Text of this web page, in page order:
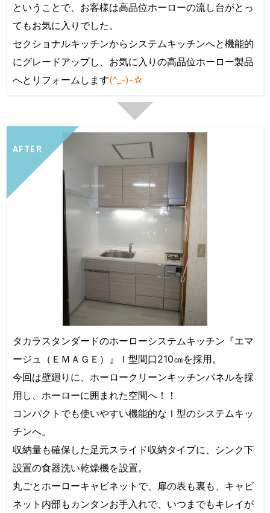
ということで、お客様は高品位ホーローの流し台がとっ
てもお気に入りでした。
セクショナルキッチンからシステムキッチンへと機能的
にグレードアップし、お気に入りの高品位ホーロー製品
へとリフォームします(^_-)-☆
AFTER
タカラスタンダードのホーローシステムキッチン『エマ
ージュ（ＥＭＡＧＥ）』Ｉ型間口210㎝を採用。
今回は壁廻りに、ホーロークリーンキッチンパネルを採
用し、ホーローに囲まれた空間へ！！
コンパクトでも使いやすい機能的なＩ型のシステムキッ
チンへ。
収納量も確保した足元スライド収納タイプに、シンク下
設置の食器洗い乾燥機を設置。
丸ごとホーローキャビネットで、扉の表も裏も、キャビ
ネット内部もカンタンお手入れで、いつまでもキレイが